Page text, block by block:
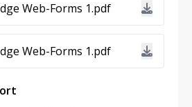
Web-Forms 1.pdf
Web-Forms 1.pdf